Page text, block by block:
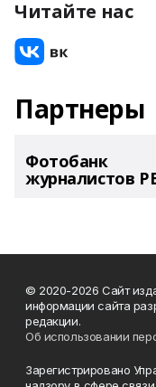
Читайте нас
Партнеры
Фотобанк
журналистов
© 2020-2026 Сайт
информации сайта
редакции.
Об использовании
Зарегистрировано